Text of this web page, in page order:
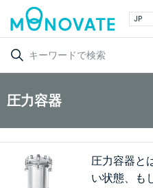
圧力容器
圧力容器と
い状態、も